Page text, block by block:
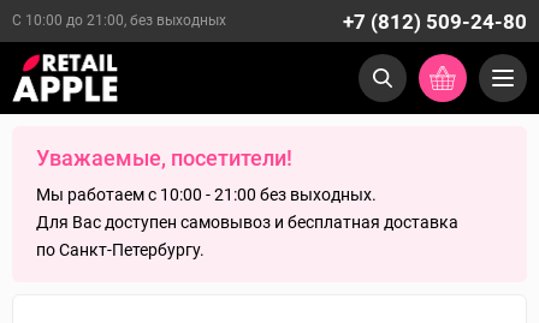
С 10:00 до 21:00, без выходных +7 (812) 509-24-80
Уважаемые, посетители!
Мы работаем с 10:00 - 21:00 без выходных.
Для Вас доступен самовывоз и бесплатная доставка
по Санкт-Петербургу.